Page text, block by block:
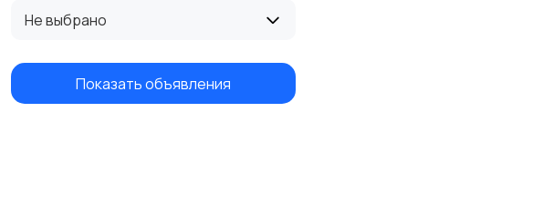
Не выбрано
Показать объявления